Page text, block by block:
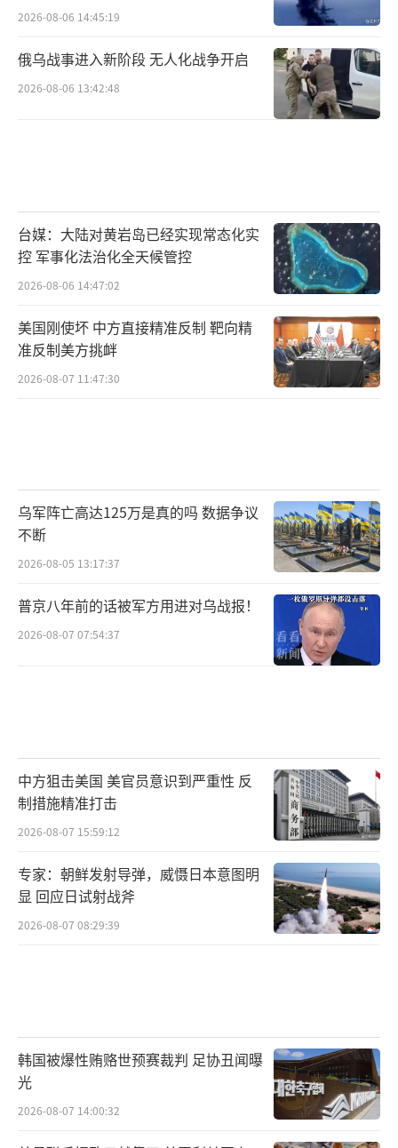
2026-08-06 14:45:19
俄乌战事进入新阶段 无人化战争开启
2026-08-06 13:42:48
台媒：大陆对黄岩岛已经实现常态化实
控 军事化法治化全天候管控
2026-08-06 14:47:02
美国刚使坏 中方直接精准反制 靶向精
准反制美方挑衅
2026-08-07 11:47:30
乌军阵亡高达125万是真的吗 数据争议
不断
2026-08-05 13:17:37
普京八年前的话被军方用进对乌战报！
2026-08-07 07:54:37
中方狙击美国 美官员意识到严重性 反
制措施精准打击
2026-08-07 15:59:12
专家：朝鲜发射导弹，威慑日本意图明
显 回应日试射战斧
2026-08-07 08:29:39
韩国被爆性贿赂世预赛裁判 足协丑闻曝
光
2026-08-07 14:00:32